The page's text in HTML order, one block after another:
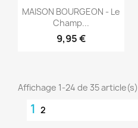
Aperçu rapide
MAISON BOURGEON - Le
Champ...
9,95 €
Affichage 1-24 de 35 article(s)
1 2